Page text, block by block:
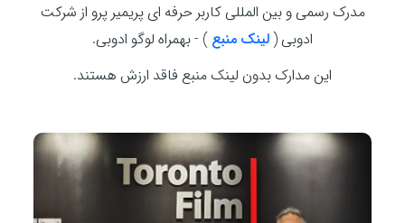
مدرک رسمی و بین المللی کاربر حرفه ای پریمیر پرو از شرکت
ادوبی (لینک منبع ) - بهمراه لوگو ادوبی.
این مدارک بدون لینک منبع فاقد ارزش هستند.